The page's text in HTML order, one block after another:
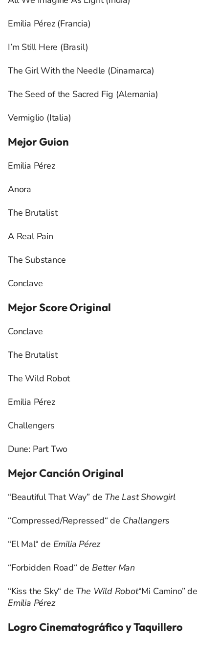
Emilia Pérez (Francia)
I’m Still Here (Brasil)
The Girl With the Needle (Dinamarca)
The Seed of the Sacred Fig (Alemania)
Vermiglio (Italia)
Mejor Guion
Emilia Pérez
Anora
The Brutalist
A Real Pain
The Substance
Conclave
Mejor Score Original
Conclave
The Brutalist
The Wild Robot
Emilia Pérez
Challengers
Dune: Part Two
Mejor Canción Original
“Beautiful That Way” de The Last Showgirl
“Compressed/Repressed“ de Challangers
“El Mal“ de Emilia Pérez
“Forbidden Road“ de Better Man
“Kiss the Sky“ de The Wild Robot“Mi Camino” de
Emilia Pérez
Logro Cinematográfico y Taquillero